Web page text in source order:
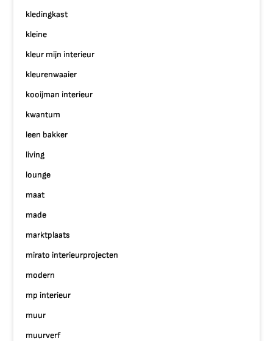
kledingkast
kleine
kleur mijn interieur
kleurenwaaier
kooijman interieur
kwantum
leen bakker
living
lounge
maat
made
marktplaats
mirato interieurprojecten
modern
mp interieur
muur
muurverf